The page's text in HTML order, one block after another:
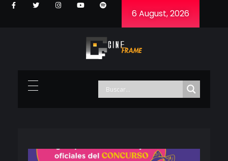
6 August, 2026